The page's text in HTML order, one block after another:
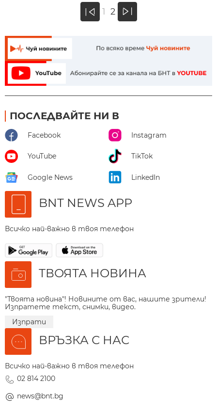
« 1 2 »
ПОСЛЕДВАЙТЕ НИ В
Facebook Instagram
YouTube TikTok
Google News LinkedIn
BNT NEWS APP
Всичко най-важно в твоя телефон
ТВОЯТА НОВИНА
"Твоята новина"! Новините от вас, нашите зрители!
Изпратете текст, снимки, видео.
Изпрати
ВРЪЗКА С НАС
Всичко най-важно в твоя телефон
02 814 2100
news@bnt.bg